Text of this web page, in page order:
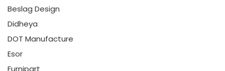
Beslag Design
Didheya
DOT Manufacture
Esor